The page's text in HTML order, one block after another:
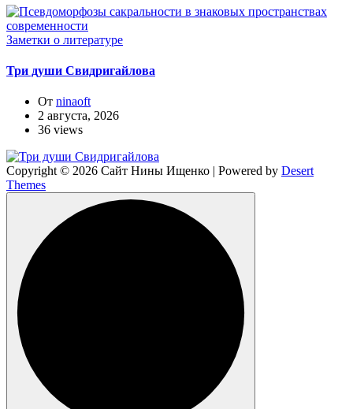
Заметки о литературе
Три души Свидригайлова
От ninaoft
2 августа, 2026
36 views
Copyright © 2026 Сайт Нины Ищенко | Powered by Desert
Themes